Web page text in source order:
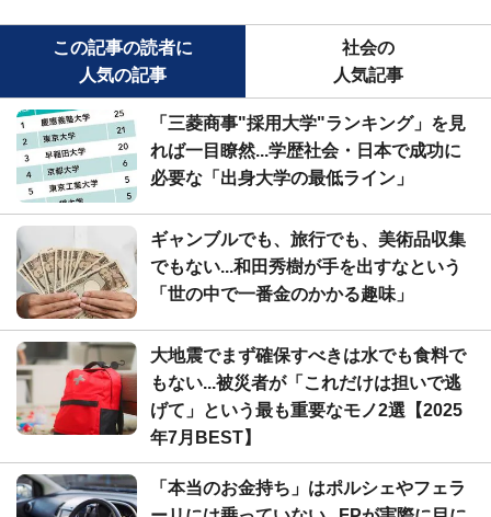
この記事の読者に
人気の記事
社会の
人気記事
「三菱商事"採用大学"ランキング」を見
れば一目瞭然...学歴社会・日本で成功に
必要な「出身大学の最低ライン」
ギャンブルでも、旅行でも、美術品収集
でもない...和田秀樹が手を出すなという
「世の中で一番金のかかる趣味」
大地震でまず確保すべきは水でも食料で
もない...被災者が「これだけは担いで逃
げて」という最も重要なモノ2選【2025
年7月BEST】
「本当のお金持ち」はポルシェやフェラ